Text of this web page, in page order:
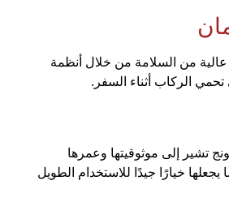
عالية من السلامة من خلال أنظمة
تحمي الركاب أثناء السفر.
تشير إلى موثوقيتها وعمرها
يجعلها خيارًا جيدًا للاستخدام الطويل